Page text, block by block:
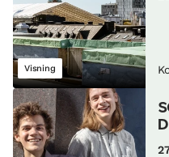
Visning